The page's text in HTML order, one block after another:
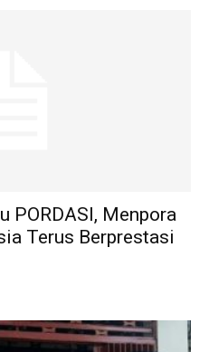
PORDASI, Menpora
Terus Berprestasi